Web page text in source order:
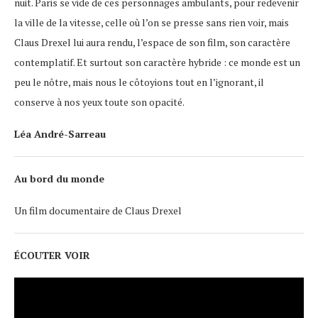
la ville de la vitesse, celle où l’on se presse sans rien voir, mais
Claus Drexel lui aura rendu, l’espace de son film, son caractère
contemplatif. Et surtout son caractère hybride : ce monde est un
peu le nôtre, mais nous le côtoyions tout en l’ignorant, il
conserve à nos yeux toute son opacité.
Léa André-Sarreau
Au bord du monde
Un film documentaire de Claus Drexel
ÉCOUTER VOIR